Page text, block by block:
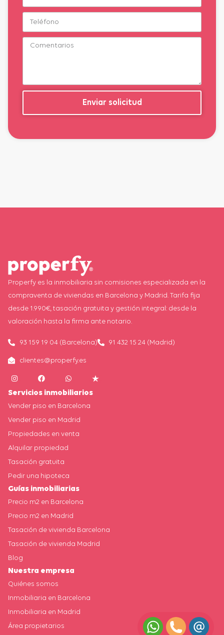
Enviar solicitud
Properfy es la inmobiliaria sin comisiones especializada en la
compraventa de viviendas en Barcelona y Madrid. Tarifa fija
desde 1.990€, tasación gratuita y gestión integral: desde la
valoración hasta la firma ante notario.
93 159 19 04 (Barcelona) 91 432 15 24 (Madrid)
clientes@properfy.es
Servicios inmobiliarios
Vender piso en Barcelona
Vender piso en Madrid
Propiedades en venta
Alquilar propiedad
Tasación gratuita
Pedir una hipoteca
Guías inmobiliarias
Precio m2 en Barcelona
Precio m2 en Madrid
Tasación de vivienda Barcelona
Tasación de vivienda Madrid
Blog
Nuestra empresa
Quiénes somos
Inmobiliaria en Barcelona
Inmobiliaria en Madrid
Área propietarios